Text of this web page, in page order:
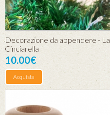
Decorazione da appendere - La
Cinciarella
10.00€
Acquista